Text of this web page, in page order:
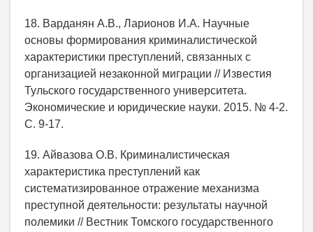
18. Варданян А.В., Ларионов И.А. Научные
основы формирования криминалистической
характеристики преступлений, связанных с
организацией незаконной миграции // Известия
Тульского государственного университета.
Экономические и юридические науки. 2015. № 4-2.
С. 9-17.
19. Айвазова О.В. Криминалистическая
характеристика преступлений как
систематизированное отражение механизма
преступной деятельности: результаты научной
полемики // Вестник Томского государственного